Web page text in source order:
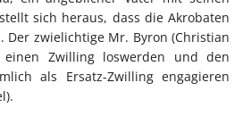
sich heraus, dass die Akrobaten
zwielichtige Mr. Byron (Christian
Zwilling loswerden und den
als Ersatz-Zwilling engagieren